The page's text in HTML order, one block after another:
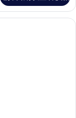
你吧、客房內保險箱、書